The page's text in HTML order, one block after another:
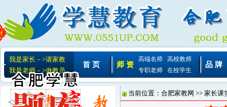
我是家长－>请家教
我是老师－>做教员
首 页 师 资
高端名师
高校教师
专职老师
在校学生
品 牌
当前位置： 合肥家教网 >> 家长课